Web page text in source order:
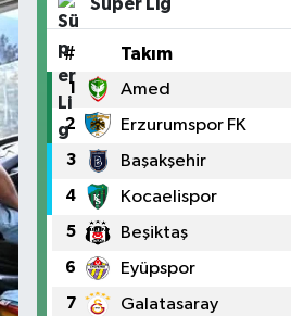
# Takım
1 Amed
2 Erzurumspor FK
3 Başakşehir
4 Kocaelispor
5 Beşiktaş
6 Eyüpspor
7 Galatasaray